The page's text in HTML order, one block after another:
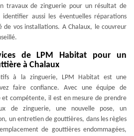
travaux de zinguerie pour un résultat de
aussi les éventuelles réparations
de vos installations. A Chalaux, le couvreur
de LPM Habitat pour un
à Chalaux
à la zinguerie, LPM Habitat est une
faire confiance. Avec une équipe de
et compétente, il est en mesure de prendre
de zinguerie, une nouvelle pose, un
un entretien de gouttières, dans les règles
de gouttières endommagées,